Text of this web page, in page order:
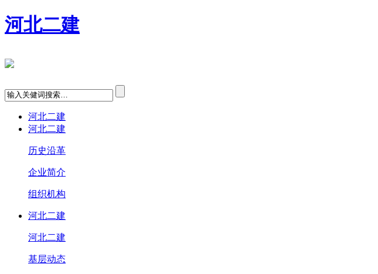
河北二建
河北二建
河北二建
历史沿革
企业简介
组织机构
河北二建
河北二建
基层动态